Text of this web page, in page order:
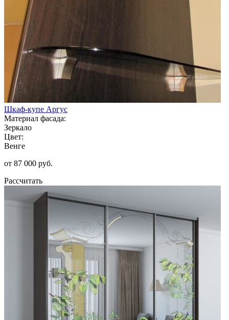
Шкаф-купе Аргус
Материал фасада:
Зеркало
Цвет:
Венге
от 87 000 руб.
Рассчитать